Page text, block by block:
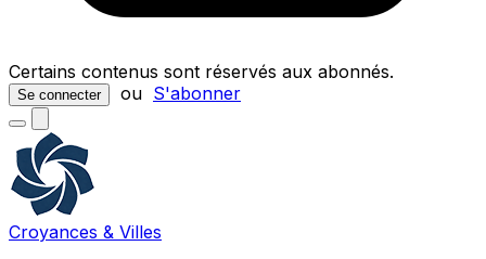
Certains contenus sont réservés aux abonnés.
Se connecter ou S'abonner
Croyances & Villes